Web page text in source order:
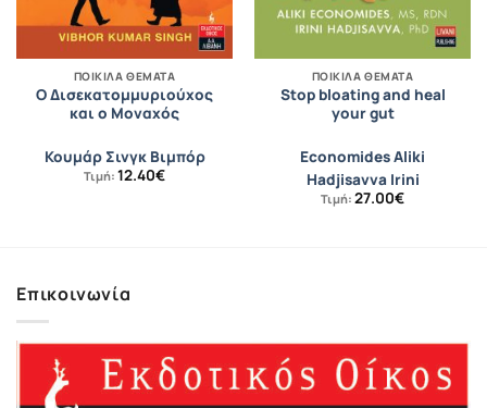
ΠΟΙΚΊΛΑ ΘΈΜΑΤΑ
Ο Δισεκατοµµυριούχος
και ο Μοναχός
Κουµάρ Σινγκ Βιµπόρ
Τιμή: 12.40€
ΠΟΙΚΊΛΑ ΘΈΜΑΤΑ
Stop bloating and heal
your gut
Economides Aliki
Hadjisavva Irini
Τιμή: 27.00€
Επικοινωνία